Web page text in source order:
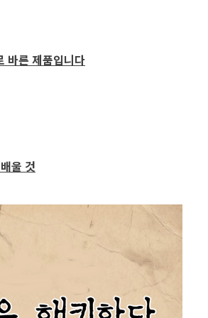
바른 제품입니다
울 것